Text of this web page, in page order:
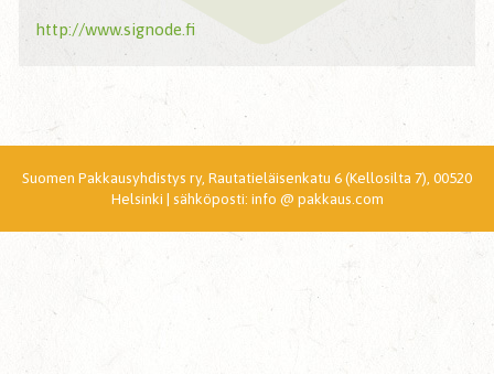
http://www.signode.fi
Suomen Pakkausyhdistys ry, Rautatieläisenkatu 6 (Kellosilta 7), 00520
Helsinki | sähköposti: info @ pakkaus.com